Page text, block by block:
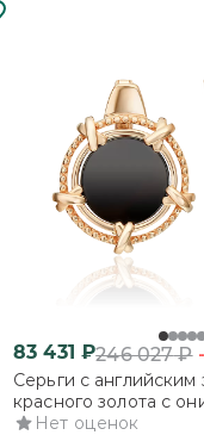
83 431 ₽246 027₽
Серьги с английским
красного золота с
Нет оценок